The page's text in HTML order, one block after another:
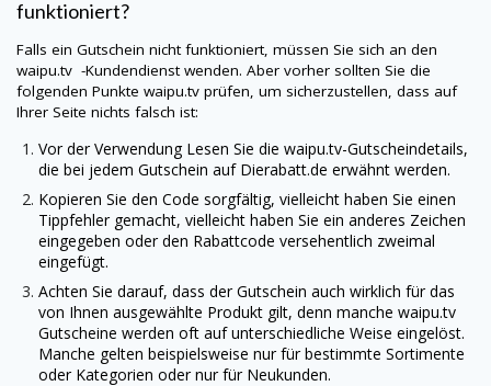
funktioniert?
Falls ein Gutschein nicht funktioniert, müssen Sie sich an den
waipu.tv -Kundendienst wenden. Aber vorher sollten Sie die
folgenden Punkte waipu.tv prüfen, um sicherzustellen, dass auf
Ihrer Seite nichts falsch ist:
Vor der Verwendung Lesen Sie die waipu.tv-Gutscheindetails,
die bei jedem Gutschein auf Dierabatt.de erwähnt werden.
Kopieren Sie den Code sorgfältig, vielleicht haben Sie einen
Tippfehler gemacht, vielleicht haben Sie ein anderes Zeichen
eingegeben oder den Rabattcode versehentlich zweimal
eingefügt.
Achten Sie darauf, dass der Gutschein auch wirklich für das
von Ihnen ausgewählte Produkt gilt, denn manche waipu.tv
Gutscheine werden oft auf unterschiedliche Weise eingelöst.
Manche gelten beispielsweise nur für bestimmte Sortimente
oder Kategorien oder nur für Neukunden.